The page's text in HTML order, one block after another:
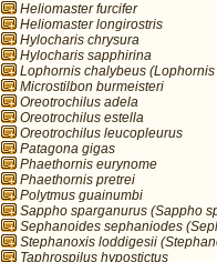
Heliomaster furcifer
Heliomaster longirostris
Hylocharis chrysura
Hylocharis sapphirina
Lophornis chalybeus
Microstilbon burmeisteri
Oreotrochilus adela
Oreotrochilus estella
Oreotrochilus leucopleurus
Patagona gigas
Phaethornis eurynome
Phaethornis pretrei
Polytmus guainumbi
Sappho sparganurus (Sappho
Sephanoides sephaniodes
Stephanoxis loddigesii
Taphrospilus hypostictus